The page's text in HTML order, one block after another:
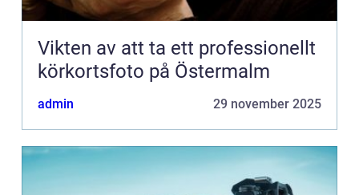
Vikten av att ta ett professionellt
körkortsfoto på Östermalm
admin 29 november 2025